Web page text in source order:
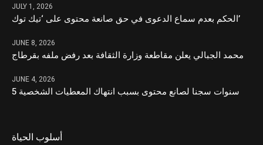
JULY 1, 2026
الحكم بعدم سماع الدعوى في حق صانعة محتوى على ‘تيك توك’
JUNE 8, 2026
محمد الجبالي يعلن مقاطعة وزارة الثقافة بعد رفض ملفه بقرطاج
JUNE 4, 2026
5 سنوات سجنا لصانع محتوى بسبب انتهاك المعطيات الشخصية
أسلوب الحياة